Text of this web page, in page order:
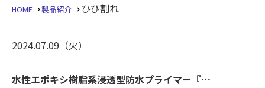
HOME 製品紹介 ひび割れ
2024.07.09 （火）
水性エポキシ樹脂系浸透型防水プライマー『…